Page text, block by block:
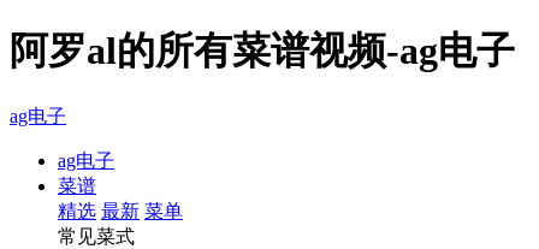
阿罗al的所有菜谱视频-ag电子
ag电子
ag电子
菜谱
精选 最新 菜单
常见菜式